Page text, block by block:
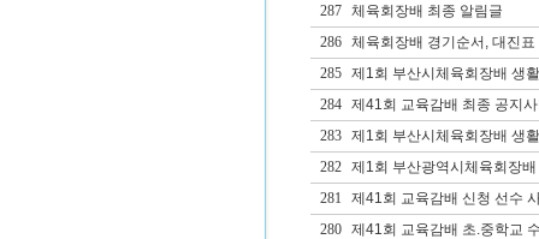
287
체육회장배 최종 알림글
286
체육회장배 경기순서, 대진표
285
제1회 부산시체육회장배 생
284
제41회 교육감배 최종 공지
283
제1회 부산시체육회장배 생
282
제1회 부산광역시체육회장
281
제41회 교육감배 신청 선수
280
제41회 교육감배 초.중학교